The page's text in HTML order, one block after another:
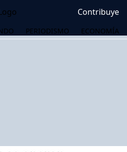
Contribuye
PERIODISMO ECONOMÍA